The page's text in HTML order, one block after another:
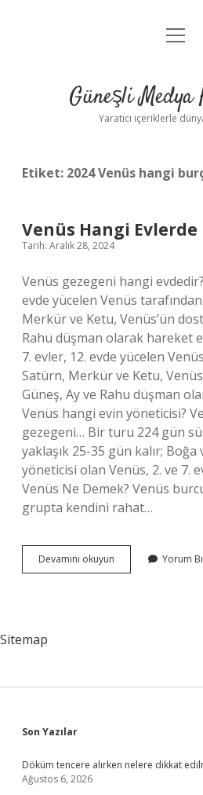
Anasayfa
Yasal
menüyü
Güneşli Medya
Yaratıcı içeriklerle
Etiket: 2024 Venüs hangi
Venüs Hangi Evlerde
Tarih: Aralık 28, 2024
Venüs gezegeni hangi
evde yücelen Venüs
Merkür ve Ketu, Venüs’ün
Rahu düşman olarak hareket
7. evler, 12. evde yücelen
Satürn, Merkür ve Ketu,
Güneş, Ay ve Rahu düşman
Venüs hangi evin yöneticisi?
gezegeni… Bir turu 224 gün
yaklaşık 25-35 gün kalır;
yöneticisi olan Venüs, 2. ve 7.
Venüs Ne Demek? Venüs
grupta kendini rahat…
Devamını okuyun
Hangi
Yorum
Sitemap
Sidebar
Son Yazılar
Döküm tencere alırken nelere dikkat
Ağustos 6, 2026